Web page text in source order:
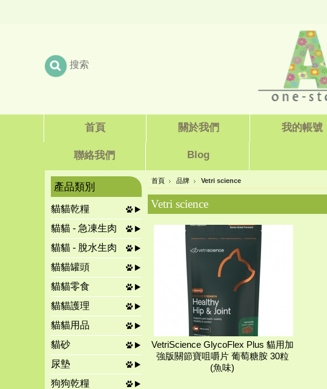
首頁 關於我們 我的帳號
聯絡我們 Blog
產品類別
貓貓乾糧
貓貓 - 急凍生肉
貓貓 - 脫水生肉
貓貓罐頭
貓貓零食
貓貓護理
貓貓用品
貓砂
尿墊
狗狗乾糧
首頁 品牌 Vetri science
Vetri science
VetriScience GlycoFlex Plus 貓用加
強版關節寶咀嚼片 葡萄糖胺 30粒
(魚味)